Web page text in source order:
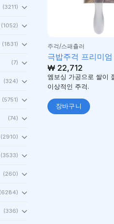
(3211)
(1052)
(1831)
(7)
(324)
(5751)
(74)
(2910)
(3533)
(260)
(6284)
(336)
주걱/스패츌러
극밥주걱 프리미
₩ 22,712
엠보싱 가공으로 쌀이
이상적인 주걱.
장바구니